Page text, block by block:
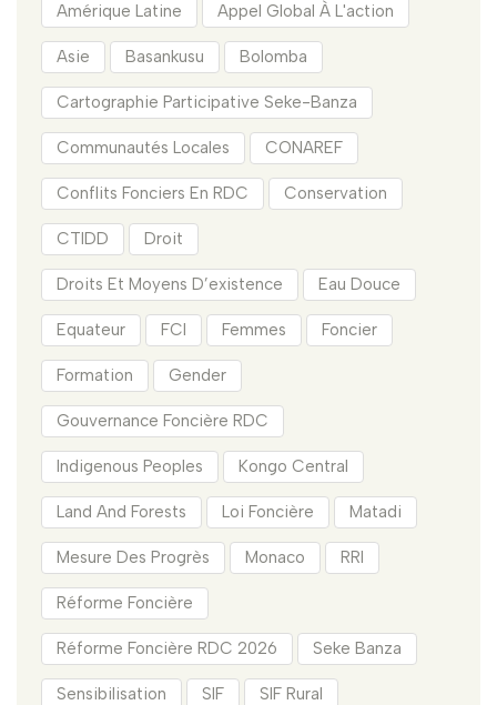
Amérique Latine Appel Global À L'action
Asie Basankusu Bolomba
Cartographie Participative Seke-Banza
Communautés Locales CONAREF
Conflits Fonciers En RDC Conservation
CTIDD Droit
Droits Et Moyens D’existence Eau Douce
Equateur FCI Femmes Foncier
Formation Gender
Gouvernance Foncière RDC
Indigenous Peoples Kongo Central
Land And Forests Loi Foncière Matadi
Mesure Des Progrès Monaco RRI
Réforme Foncière
Réforme Foncière RDC 2026 Seke Banza
Sensibilisation SIF SIF Rural